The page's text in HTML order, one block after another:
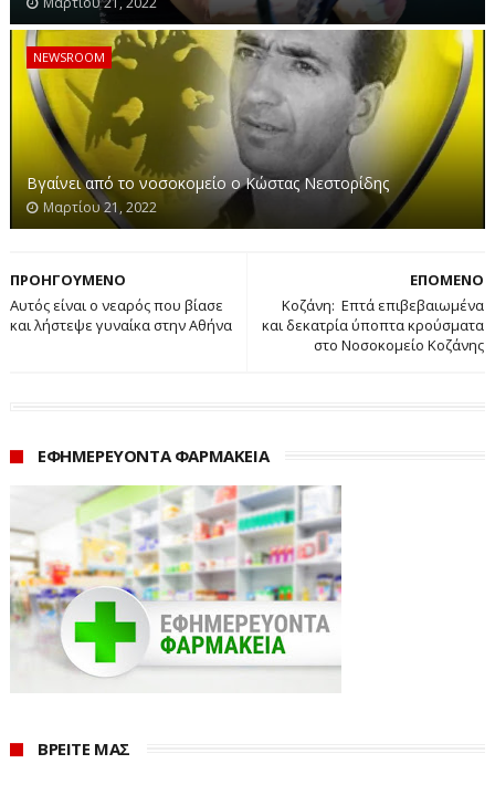
NEWSROOM
Βγαίνει από το νοσοκομείο ο Κώστας Νεστορίδης
Μαρτίου 21, 2022
ΕΠΟΜΕΝΟ
Κοζάνη: Επτά επιβεβαιωμένα
και δεκατρία ύποπτα κρούσματα
στο Νοσοκομείο Κοζάνης
ΠΡΟΗΓΟΥΜΕΝΟ
Αυτός είναι ο νεαρός που βίασε
και λήστεψε γυναίκα στην Αθήνα
ΕΦΗΜΕΡΕΥΟΝΤΑ ΦΑΡΜΑΚΕΙΑ
ΒΡΕΙΤΕ ΜΑΣ